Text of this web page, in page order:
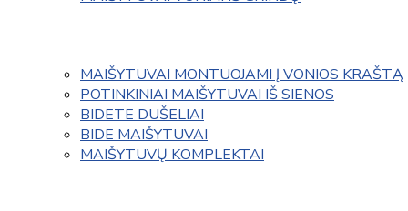
MAIŠYTUVAI MONTUOJAMI Į VONIOS KRAŠTĄ
POTINKINIAI MAIŠYTUVAI IŠ SIENOS
BIDETE DUŠELIAI
BIDE MAIŠYTUVAI
MAIŠYTUVŲ KOMPLEKTAI